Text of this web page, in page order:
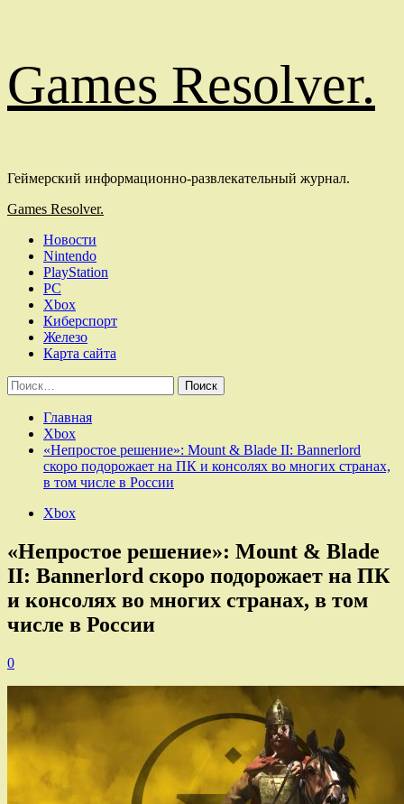
к
содержимому
Games Resolver.
Геймерский информационно-развлекательный журнал.
Основное
Games Resolver.
Новости
Nintendo
PlayStation
PC
Xbox
Киберспорт
Железо
Карта сайта
Найти:
Главная
Xbox
«Непростое решение»: Mount & Blade II: Bannerlord
скоро подорожает на ПК и консолях во многих странах,
в том числе в России
Xbox
«Непростое решение»: Mount & Blade
II: Bannerlord скоро подорожает на ПК
и консолях во многих странах, в том
числе в России
0